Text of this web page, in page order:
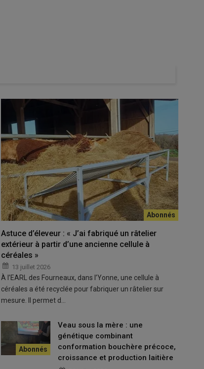
à la fois sur des stratégies collectives à l’échelle des
de l’Institut de l’élevage ont apporté un éclairage sur
partagent au moins un ancêtre commun et
été recherché pour ses effets positifs, notamment
performances, un levier largement utilisé lors de la
d’un élevage ou d’une race ». Lorsque l’on
deux effets majeurs particulièrement préjudiciables
desanomalies génétiques. Elle n’entraîne pas
d’expression d’anomalies déjà présentes dans la
comme l’ataxie chez la race charolaise ou le
Astuce d’éleveur : « J’ai fabriqué un râtelier
extérieur à partir d’une ancienne cellule à
céréales »
13 juillet 2026
À l’EARL des Fourneaux, dans l’Yonne, une cellule à
céréales a été recyclée pour fabriquer un râtelier sur
mesure. Il permet d…
Veau sous la mère : une
génétique combinant
conformation bouchère précoce,
croissance et production laitière